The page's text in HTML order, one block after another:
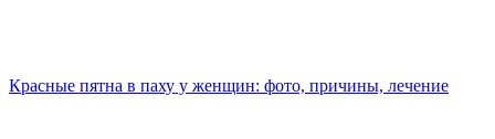
Красные пятна в паху у женщин: фото, причины, лечение